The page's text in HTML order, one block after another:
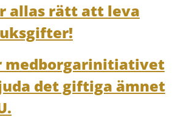
allas rätt att leva
medborgarinitiativet
det giftiga ämnet